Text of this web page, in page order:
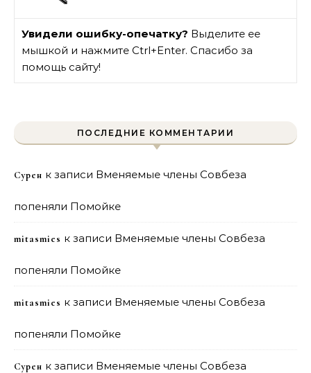
Увидели ошибку-опечатку? Выделите ее
мышкой и нажмите Ctrl+Enter. Спасибо за
помощь сайту!
ПОСЛЕДНИЕ КОММЕНТАРИИ
Сурен к записи Вменяемые члены Совбеза
попеняли Помойке
mitasmies к записи Вменяемые члены Совбеза
попеняли Помойке
mitasmies к записи Вменяемые члены Совбеза
попеняли Помойке
Сурен к записи Вменяемые члены Совбеза